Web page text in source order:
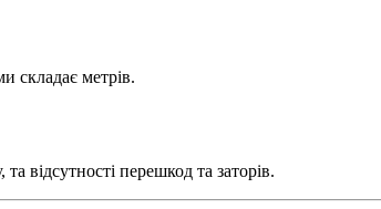
складає метрів.
відсутності перешкод та заторів.